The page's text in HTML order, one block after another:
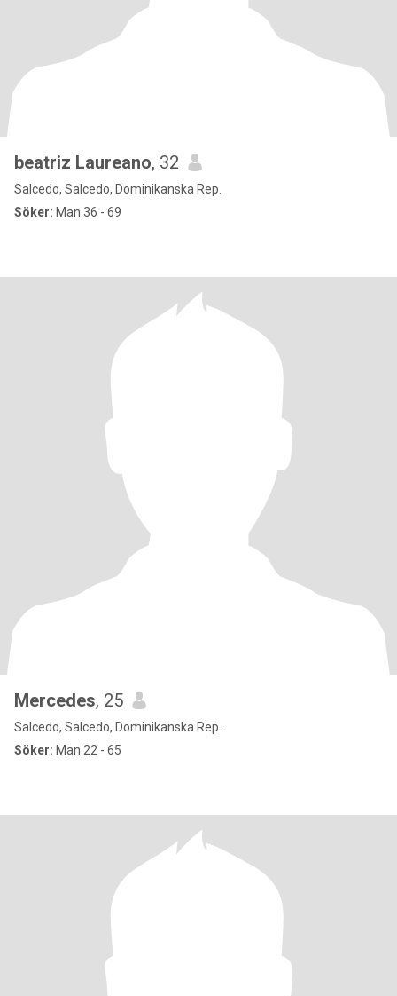
beatriz Laureano, 32
Salcedo, Salcedo, Dominikanska Rep.
Söker: Man 36 - 69
Mercedes, 25
Salcedo, Salcedo, Dominikanska Rep.
Söker: Man 22 - 65